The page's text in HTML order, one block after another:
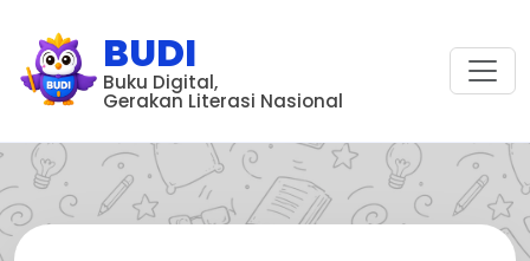
BUDI
Buku Digital,
Gerakan Literasi Nasional